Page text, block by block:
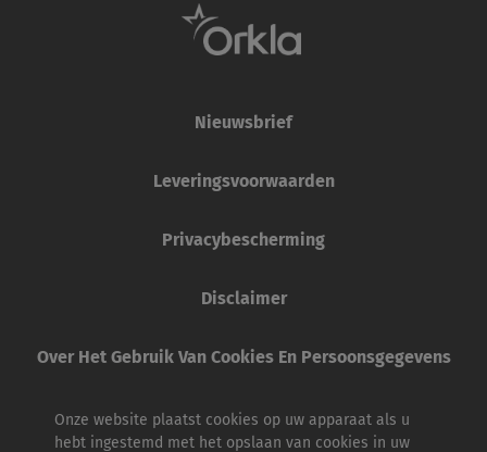
Nieuwsbrief
Leveringsvoorwaarden
Privacybescherming
Disclaimer
Over Het Gebruik Van Cookies En Persoonsgegevens
Onze website plaatst cookies op uw apparaat als u
hebt ingestemd met het opslaan van cookies in uw